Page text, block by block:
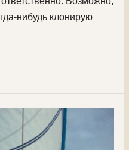
нибудь клонирую